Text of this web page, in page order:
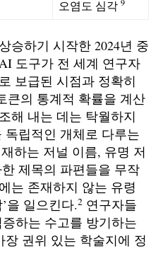
오염도 심각
승하기 시작한 2024년 중
도구가 전 세계 연구자
보급된 시점과 정확히
큰의 통계적 확률을 계산
해 내는 데는 탁월하지
립적인 개체로 다루는
하는 저널 이름, 유명 저
제목의 파편들을 무작
는 존재하지 않는 유령
을 일으킨다.2 연구자들
하는 수고를 방기하는
권위 있는 학술지에 정